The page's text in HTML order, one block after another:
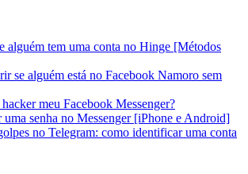
alguém tem uma conta no Hinge [Métodos
se alguém está no Facebook Namoro sem
meu Facebook Messenger?
senha no Messenger [iPhone e Android]
no Telegram: como identificar uma conta